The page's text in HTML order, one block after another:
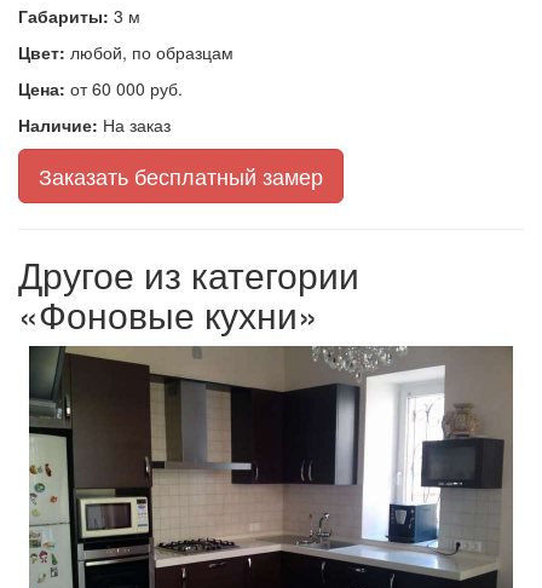
Габариты: 3 м
Цвет: любой, по образцам
Цена: от 60 000 руб.
Наличие: На заказ
Заказать бесплатный замер
Другое из категории
«Фоновые кухни»